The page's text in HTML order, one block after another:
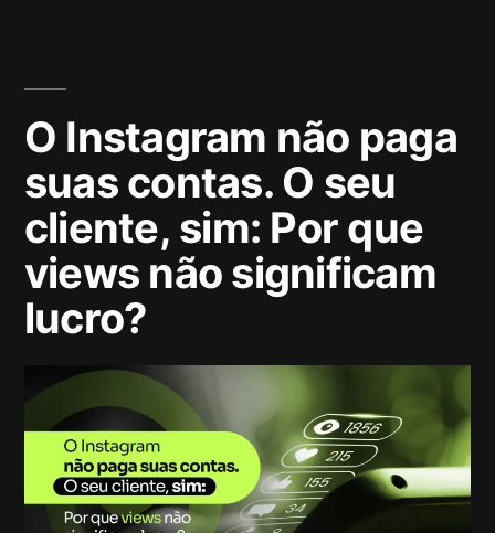
O Instagram não paga
suas contas. O seu
cliente, sim: Por que
views não significam
lucro?